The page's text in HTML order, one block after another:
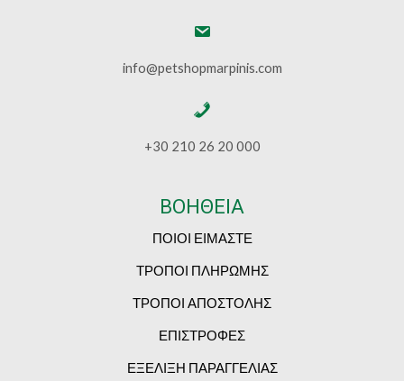
info@petshopmarpinis.com
+30 210 26 20 000
ΒΟΗΘΕΙΑ
ΠΟΙΟΙ ΕΙΜΑΣΤΕ
ΤΡΟΠΟΙ ΠΛΗΡΩΜΗΣ
ΤΡΟΠΟΙ ΑΠΟΣΤΟΛΗΣ
ΕΠΙΣΤΡΟΦΕΣ
ΕΞΕΛΙΞΗ ΠΑΡΑΓΓΕΛΙΑΣ